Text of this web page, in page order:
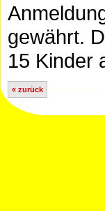
gewährt.
15 Kinder